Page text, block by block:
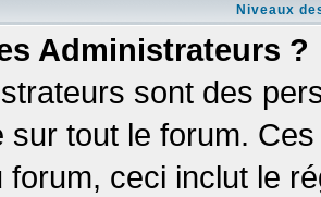
Niveaux
Administrateurs ?
sont des
sur tout le forum.
forum, ceci inclut le